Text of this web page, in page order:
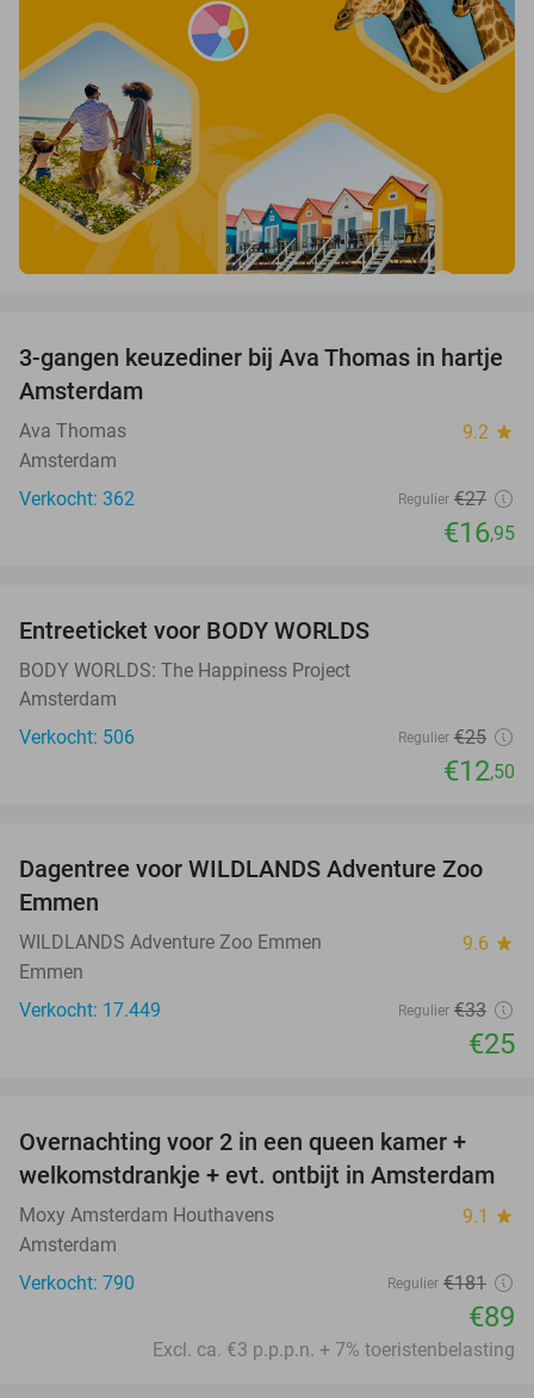
37%
3-gangen keuzediner bij Ava Thomas in hartje
Amsterdam
Ava Thomas 9.2 star
Amsterdam
Verkocht: 362
Regulier €27
€16,95
Entreeticket voor BODY WORLDS
BODY WORLDS: The Happiness Project
Amsterdam
Verkocht: 506
Regulier €25
€12,50
24%
Dagentree voor WILDLANDS Adventure Zoo
Emmen
WILDLANDS Adventure Zoo Emmen 9.6 star
Emmen
Verkocht: 17.449
Regulier €33
€25
51%
Overnachting voor 2 in een queen kamer +
welkomstdrankje + evt. ontbijt in Amsterdam
Moxy Amsterdam Houthavens 9.1 star
Amsterdam
Verkocht: 790
Regulier €181
€89
Excl. ca. €3 p.p.p.n. + 7% toeristenbelasting